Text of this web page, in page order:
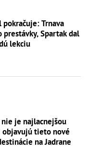
pokračuje: Trnava
prestávky, Spartak dal
lekciu
je najlacnejšou
tieto nové
na Jadrane